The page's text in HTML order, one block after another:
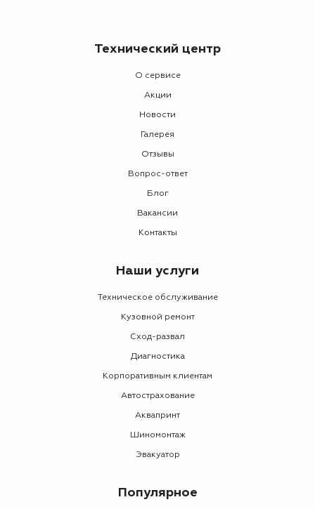
Технический центр
О сервисе
Акции
Новости
Галерея
Отзывы
Вопрос-ответ
Блог
Вакансии
Контакты
Наши услуги
Техническое обслуживание
Кузовной ремонт
Сход-развал
Диагностика
Корпоративным клиентам
Автострахование
Аквапринт
Шиномонтаж
Эвакуатор
Популярное